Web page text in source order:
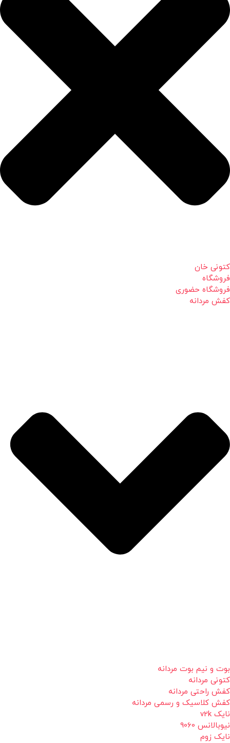
کتونی خان
فروشگاه
فروشگاه حضوری
کفش مردانه
بوت و نیم بوت مردانه
کتونی مردانه
کفش راحتی مردانه
کفش کلاسیک و رسمی مردانه
نایک v2k
نیوبالانس 9060
نایک زوم